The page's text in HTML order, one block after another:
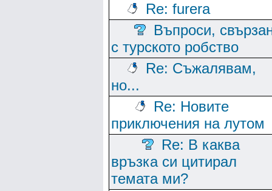
Re: furera
Въпроси,
с турското робство
Re: Съжалявам,
но...
Re: Новите
приключения на лутом
Re: В каква
връзка си цитирал
темата ми?